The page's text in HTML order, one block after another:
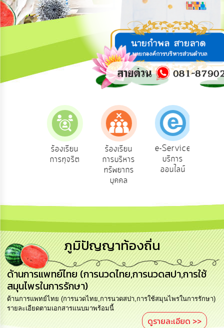
การ
ปฏิสัมพันธ์
ฟัง
ความ
ยุทธศาสตร์/
ทรัพยากร
การ
บริหาร
งาน
การ
ส่ง
เสริม
ความ
ร้องเรียน
การทุจริต
ร้องเรียน
การบริหาร
ทรัพยากร
บุคคล
e-Service
บริการ
ออนไลน์
ภูมิปัญญาท้องถิ่น
ด้านการแพทย์ไทย (การนวดไทย,การนวดสปา,การใช้
สมุนไพรในการรักษา)
ด้านการแพทย์ไทย (การนวดไทย,การนวดสปา,การใช้สมุนไพรในการรักษา)
รายละเอียดตามเอกสารแนบมาพร้อมนี้
ดูรายละเอียด >>